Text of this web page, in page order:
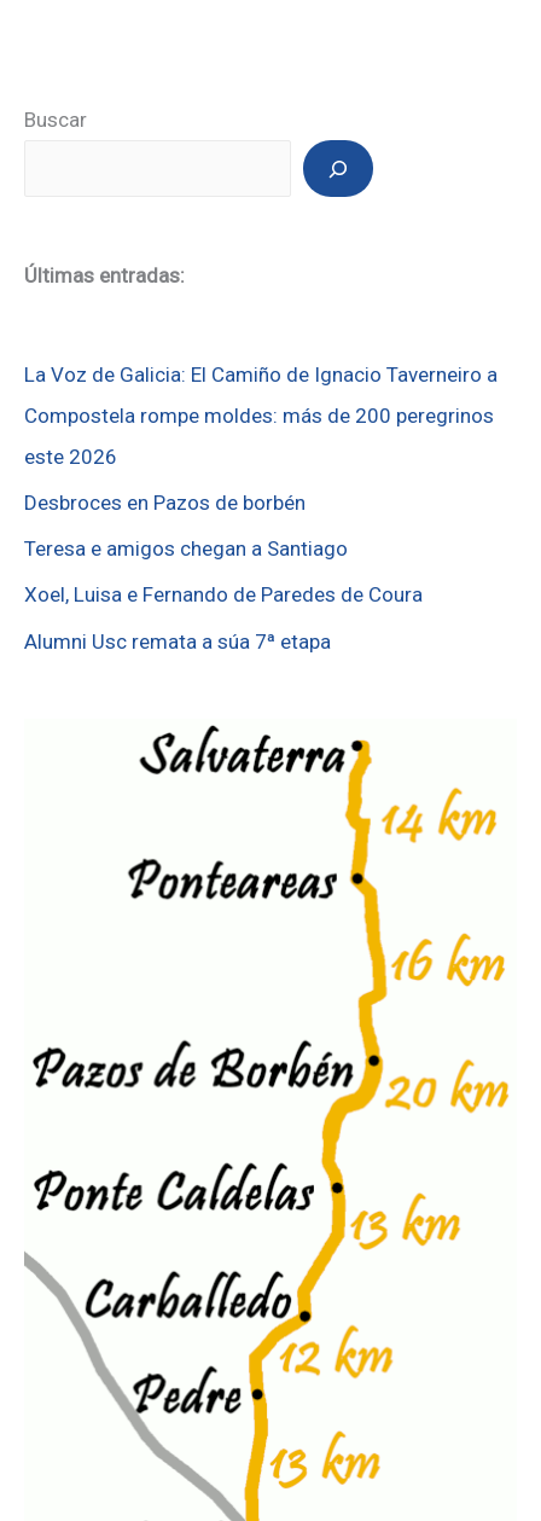
Buscar
Últimas entradas:
La Voz de Galicia: El Camiño de Ignacio Taverneiro a
Compostela rompe moldes: más de 200 peregrinos
este 2026
Desbroces en Pazos de borbén
Teresa e amigos chegan a Santiago
Xoel, Luisa e Fernando de Paredes de Coura
Alumni Usc remata a súa 7ª etapa